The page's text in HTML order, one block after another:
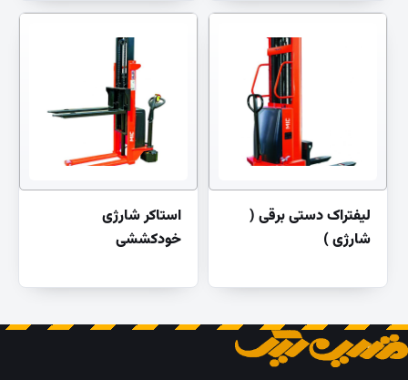
لیفتراک دستی برقی (
شارژی )
استاکر شارژی
خودکششی